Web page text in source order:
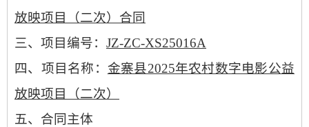
放映项目（二次）合同
三、 项目编号： JZ-ZC-XS25016A
四、 项目名称： 金寨县2025年农村数字电影公益
放映项目（二次）
五、合同主体